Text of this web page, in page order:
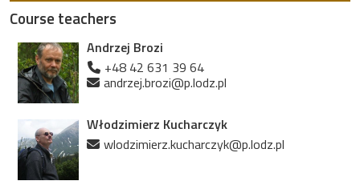
Course teachers
Andrzej Brozi
+48 42 631 39 64
andrzej.brozi@p.lodz.pl
Włodzimierz Kucharczyk
wlodzimierz.kucharczyk@p.lodz.pl